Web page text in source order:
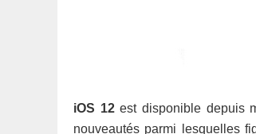
iOS 12est disponible depuis
nouveautés parmi lesquelles